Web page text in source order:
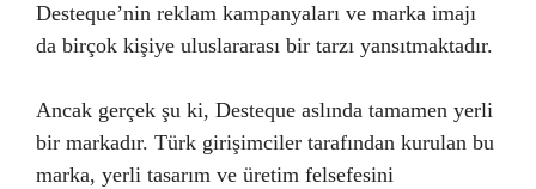
Desteque’nin reklam kampanyaları ve marka imajı
da birçok kişiye uluslararası bir tarzı yansıtmaktadır.
Ancak gerçek şu ki, Desteque aslında tamamen yerli
bir markadır. Türk girişimciler tarafından kurulan bu
marka, yerli tasarım ve üretim felsefesini